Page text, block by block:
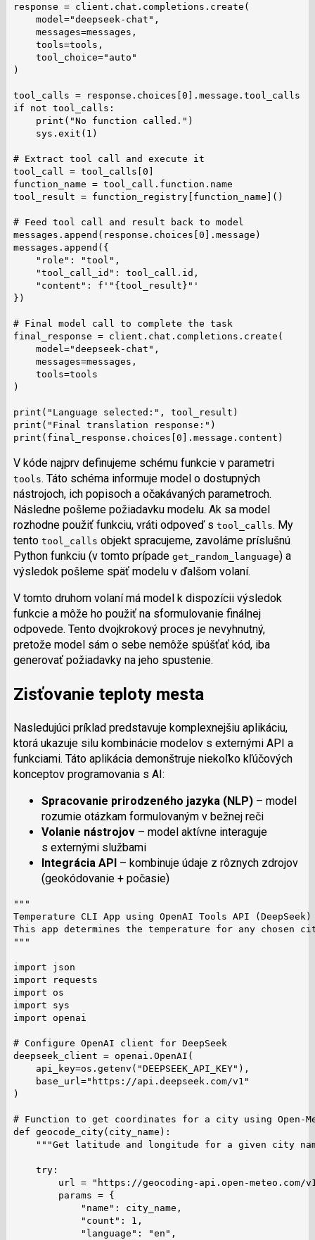
response = client.chat.completions.create(
    model="deepseek-chat",
    messages=messages,
    tools=tools,
    tool_choice="auto"
)
tool_calls = response.choices[0].message.tool_calls
if not tool_calls:
    print("No function called.")
    sys.exit(1)
# Extract tool call and execute it
tool_call = tool_calls[0]
function_name = tool_call.function.name
tool_result = function_registry[function_name]()
# Feed tool call and result back to model
messages.append(response.choices[0].message)
messages.append({
    "role": "tool",
    "tool_call_id": tool_call.id,
    "content": f'"{tool_result}"'
})
# Final model call to complete the task
final_response = client.chat.completions.create(
    model="deepseek-chat",
    messages=messages,
    tools=tools
)
print("Language selected:", tool_result)
print("Final translation response:")
print(final_response.choices[0].message.content)
V kóde najprv definujeme schému funkcie v parametri
tools. Táto schéma informuje model o dostupných
nástrojoch, ich popisoch a očakávaných parametroch.
Následne pošleme požiadavku modelu. Ak sa model
rozhodne použiť funkciu, vráti odpoveď s tool_calls. My
tento tool_calls objekt spracujeme, zavoláme príslušnú
Python funkciu (v tomto prípade get_random_language) a
výsledok pošleme späť modelu v ďalšom volaní.
V tomto druhom volaní má model k dispozícii výsledok
funkcie a môže ho použiť na sformulovanie finálnej
odpovede. Tento dvojkrokový proces je nevyhnutný,
pretože model sám o sebe nemôže spúšťať kód, iba
generovať požiadavky na jeho spustenie.
Zisťovanie teploty mesta
Nasledujúci príklad predstavuje komplexnejšiu aplikáciu,
ktorá ukazuje silu kombinácie modelov s externými API a
funkciami. Táto aplikácia demonštruje niekoľko kľúčových
konceptov programovania s AI:
Spracovanie prirodzeného jazyka (NLP)– model
rozumie otázkam formulovaným v bežnej reči
Volanie nástrojov– model aktívne interaguje
s externými službami
Integrácia API– kombinuje údaje z rôznych zdrojov
(geokódovanie + počasie)
"""
Temperature CLI App using OpenAI Tools API (DeepSeek)
This app determines the temperature for any chosen
"""
import json
import requests
import os
import sys
import openai
# Configure OpenAI client for DeepSeek
deepseek_client = openai.OpenAI(
    api_key=os.getenv("DEEPSEEK_API_KEY"),
    base_url="https://api.deepseek.com/v1"
)
# Function to get coordinates for a city using Open-
def geocode_city(city_name):
"""Get latitude and longitude for a given city
    try:
url = "https://geocoding-api.open-meteo.com/
        params = {
            "name": city_name,
            "count": 1,
            "language": "en",